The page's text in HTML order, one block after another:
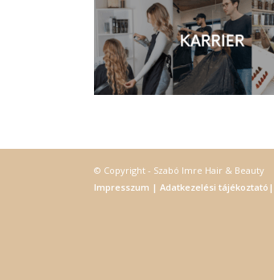
© Copyright - Szabó Imre Hair & Beauty
Impresszum | Adatkezelési tájékoztató |